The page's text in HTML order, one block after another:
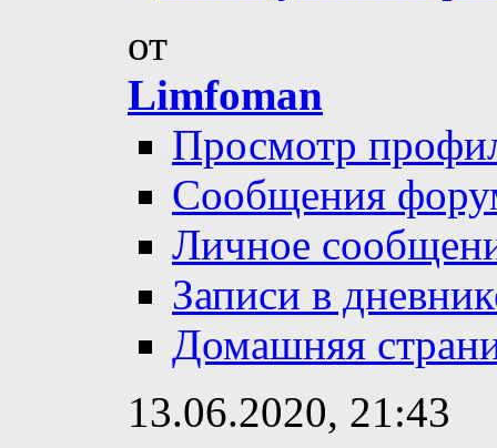
от
Limfoman
Просмотр
Сообщения
Личное
Записи в
Домашняя
13.06.2020, 21:43